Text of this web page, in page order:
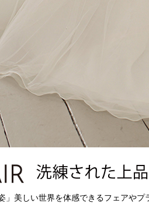
」美しい世界を体感できるフェアやプ